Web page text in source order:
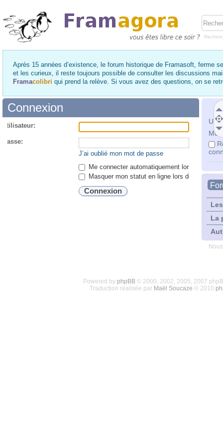
Après 15 années d’existence, le forum historique de Framasoft, ferme
et les curieux, il reste toujours possible de consulter les discussions
Framacolibri qui prend la relève. Si vous avez des questions, on se
Mot
La
Connexion
passe:
J’ai oublié mon mot de passe
Me connecter automatiquement lors de
Masquer mon statut en ligne lors de cette
Powered by phpBB© 2000, 2002, 2005, 2007
Traduction réalisée par Maël Soucaze © 2010